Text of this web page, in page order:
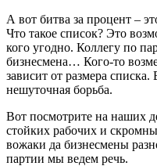
А вот битва за процент –
Что такое список? Это
кого угодно. Коллегу по
бизнесмена… Кого-то
зависит от размера списка.
нешуточная борьба.
Вот посмотрите на наших
стойких рабочих и
вожаки да бизнесмены
партии мы ведем речь.